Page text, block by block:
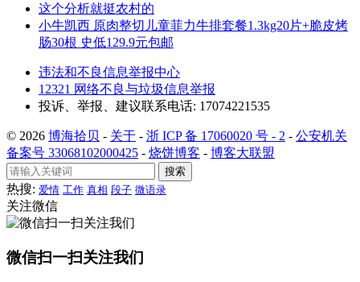
这个分析就挺农村的
小牛凯西 原肉整切儿童菲力牛排套餐1.3kg20片+脆皮烤
肠30根 史低129.9元包邮
违法和不良信息举报中心
12321 网络不良与垃圾信息举报
投诉、举报、建议联系电话: 17074221535
© 2026 博海拾贝 - 关于 - 浙 ICP 备 17060020 号 - 2 - 公安机关
备案号 33068102000425 - 烧饼博客 - 博客大联盟
搜索
热搜: 爱情 工作 真相 段子 微语录
关注微信
微信扫一扫关注我们